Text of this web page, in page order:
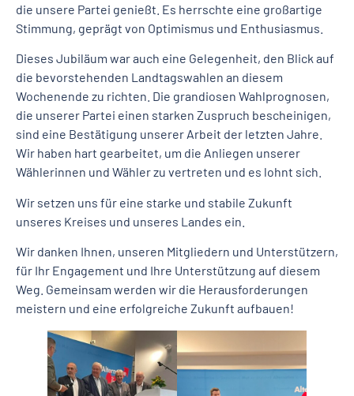
die unsere Partei genießt. Es herrschte eine großartige
Stimmung, geprägt von Optimismus und Enthusiasmus.
Dieses Jubiläum war auch eine Gelegenheit, den Blick auf
die bevorstehenden Landtagswahlen an diesem
Wochenende zu richten. Die grandiosen Wahlprognosen,
die unserer Partei einen starken Zuspruch bescheinigen,
sind eine Bestätigung unserer Arbeit der letzten Jahre.
Wir haben hart gearbeitet, um die Anliegen unserer
Wählerinnen und Wähler zu vertreten und es lohnt sich.
Wir setzen uns für eine starke und stabile Zukunft
unseres Kreises und unseres Landes ein.
Wir danken Ihnen, unseren Mitgliedern und Unterstützern,
für Ihr Engagement und Ihre Unterstützung auf diesem
Weg. Gemeinsam werden wir die Herausforderungen
meistern und eine erfolgreiche Zukunft aufbauen!